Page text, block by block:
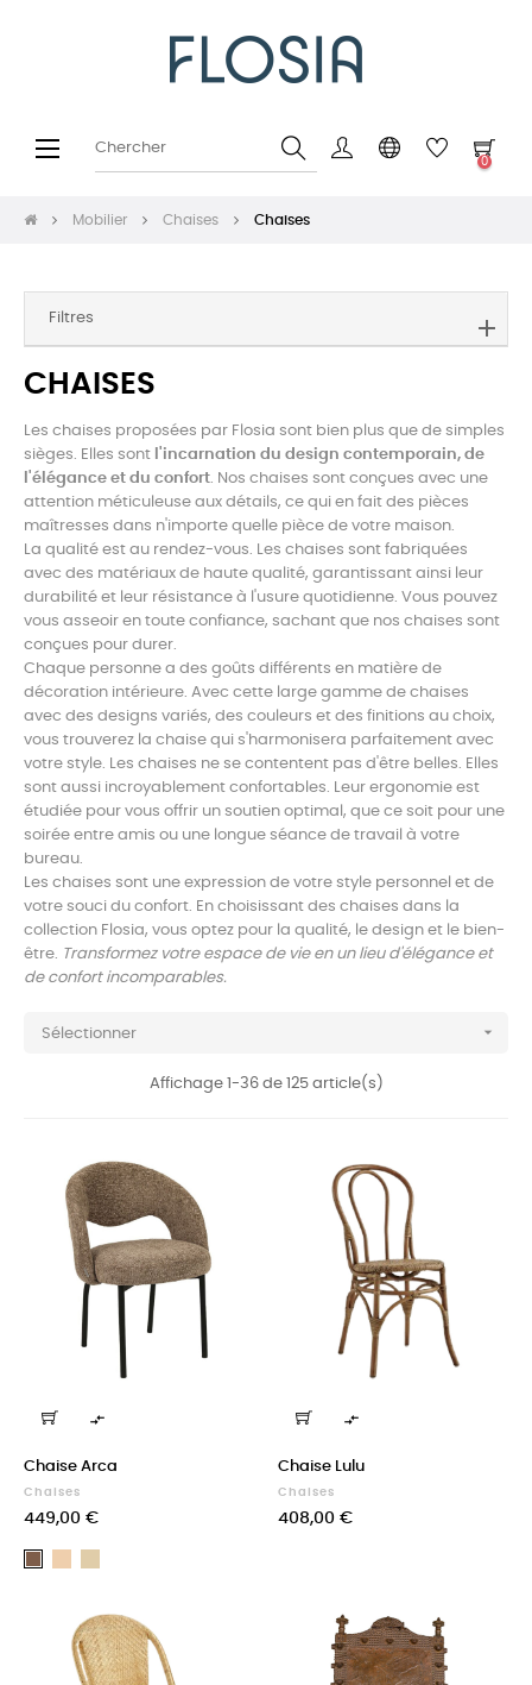
Basculer
☰
0
Mobilier Chaises Chaises
Filtres
CHAISES
Les chaises proposées par Flosia sont bien plus que de simples
sièges. Elles sont l'incarnation du design contemporain, de
l'élégance et du confort. Nos chaises sont conçues avec une
attention méticuleuse aux détails, ce qui en fait des pièces
maîtresses dans n'importe quelle pièce de votre maison.
La qualité est au rendez-vous. Les chaises sont fabriquées
avec des matériaux de haute qualité, garantissant ainsi leur
durabilité et leur résistance à l'usure quotidienne. Vous pouvez
vous asseoir en toute confiance, sachant que nos chaises sont
conçues pour durer.
Chaque personne a des goûts différents en matière de
décoration intérieure. Avec cette large gamme de chaises
avec des designs variés, des couleurs et des finitions au choix,
vous trouverez la chaise qui s'harmonisera parfaitement avec
votre style. Les chaises ne se contentent pas d'être belles. Elles
sont aussi incroyablement confortables. Leur ergonomie est
étudiée pour vous offrir un soutien optimal, que ce soit pour une
soirée entre amis ou une longue séance de travail à votre
bureau.
Les chaises sont une expression de votre style personnel et de
votre souci du confort. En choisissant des chaises dans la
collection Flosia, vous optez pour la qualité, le design et le bien-
être. Transformez votre espace de vie en un lieu d'élégance et
de confort incomparables.
Sélectionner 
Affichage 1-36 de 125 article(s)

Chaise Arca
Chaises
Prix
449,00 €

Chaise Lulu
Chaises
Prix
408,00 €